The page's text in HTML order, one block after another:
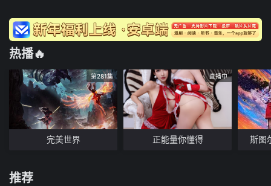
热播🔥
第281集
完美世界
直播中
正能量你懂得 斯图
推荐